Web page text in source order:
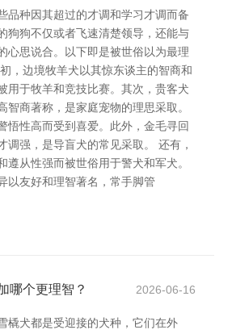
品种因其超过的才调和学习才调而备
狗狗不仅或者飞速清楚领导，还能与
心思说合。以下即是被世俗以为最理
，边境牧羊犬以其惊东谈主的智商和
用于牧羊和竞技比赛。其次，贵客犬
智商著称，是家庭宠物的理思采取。
悟性高而受到喜爱。此外，金毛寻回
调强，是导盲犬的常见采取。 还有，
遵从性强而被世俗用于警犬和军犬。
以友好和理智著名，常手脚管
哪个更理智？ 2026-06-16
橇犬都是受迎接的犬种，它们在外